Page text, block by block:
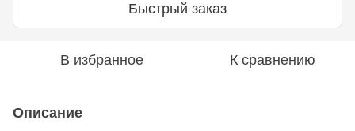
Быстрый заказ
В избранное К сравнению
Описание